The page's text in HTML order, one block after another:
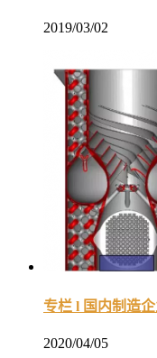
2019/03/02
专栏 l 国内制造
2020/04/05